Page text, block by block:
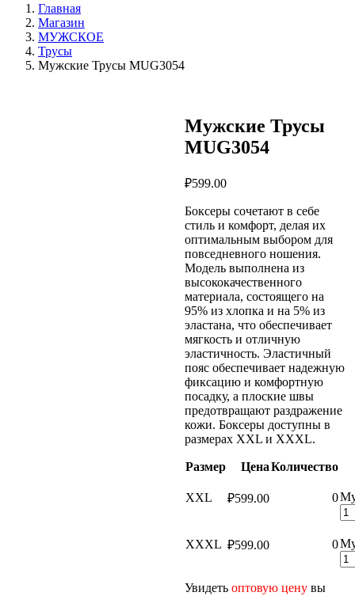
Главная
Магазин
МУЖСКОЕ
Трусы
Мужские Трусы MUG3054
Мужские Трусы
MUG3054
₽599.00
Боксеры сочетают в себе
стиль и комфорт, делая их
оптимальным выбором для
повседневного ношения.
Модель выполнена из
высококачественного
материала, состоящего на
95% из хлопка и на 5% из
эластана, что обеспечивает
мягкость и отличную
эластичность. Эластичный
пояс обеспечивает надежную
фиксацию и комфортную
посадку, а плоские швы
предотвращают раздражение
кожи. Боксеры доступны в
размерах XXL и XXXL.
Размер ЦенаКоличество
XXL ₽599.00 0
XXXL ₽599.00 0
Увидеть оптовую ценувы